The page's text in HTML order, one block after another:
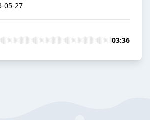
05-27
03:36